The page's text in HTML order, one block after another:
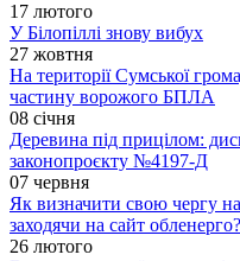
17 лютого
У Білопіллі знову вибух
27 жовтня
На території Сумської
частину ворожого БПЛА
08 січня
Деревина під прицілом:
законопроєкту №4197-Д
07 червня
Як визначити свою чергу
заходячи на сайт обленерго?
26 лютого